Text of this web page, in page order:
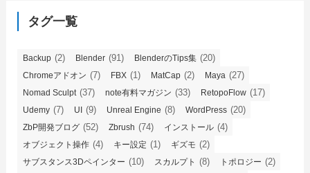
タグ一覧
Backup (2) Blender (91) BlenderのTips集 (20)
Chromeアドオン (7) FBX (1) MatCap (2) Maya (27)
Nomad Sculpt(37) note有料マガジン (33) RetopoFlow (17)
Udemy (7) UI (9) Unreal Engine (8) WordPress (20)
ZbP開発ブログ (52) Zbrush (74) インストール (4)
オブジェクト操作 (4) キー設定 (1) ギズモ (2)
サブスタンス3Dペインター (10) スカルプト (8) トポロジー (2)